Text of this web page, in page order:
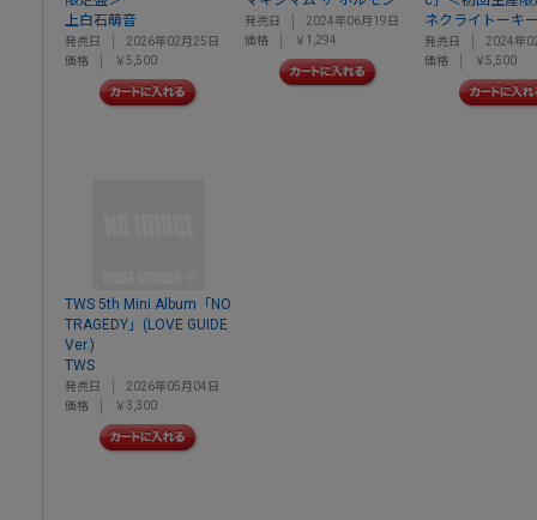
上白石萌音
発売日
2026年02月25日
価格
￥5,500
発売日
2024年06月19日
価格
￥1,294
ネクライトーキ
発売日
2024年
価格
￥5,500
TWS 5th Mini Album「NO
TRAGEDY」(LOVE GUIDE
Ver.)
TWS
発売日
2026年05月04日
価格
￥3,300